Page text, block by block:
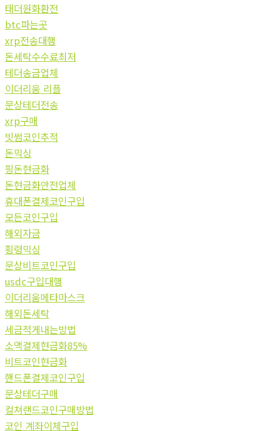
태더원화환전
btc파는곳
xrp전송대행
돈세탁수수료최저
테더송금업체
이더리움 리플
문상테더전송
xrp구매
빗썸코인추적
돈믹싱
핑돈현금화
돈현금화안전업체
휴대폰결제코인구입
모든코인구입
해외자금
횡령믹싱
문상비트코인구입
usdc구입대행
이더리움메타마스크
해외돈세탁
세금적게내는방법
소액결제현금화85%
비트코인현금화
핸드폰결제코인구입
문상테더구매
컬쳐랜드코인구매방법
코인 계좌이체구입